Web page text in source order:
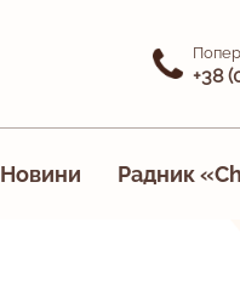
+38
Новини Радник